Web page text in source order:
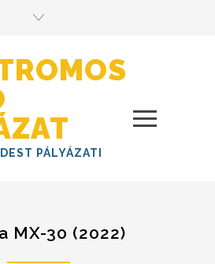
PÁLYÁZATI
MX-30 (2022)